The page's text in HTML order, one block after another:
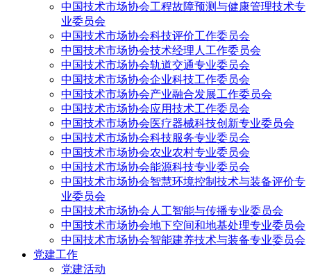
中国技术市场协会工程故障预测与健康管理技术专
业委员会
中国技术市场协会科技评价工作委员会
中国技术市场协会技术经理人工作委员会
中国技术市场协会轨道交通专业委员会
中国技术市场协会企业科技工作委员会
中国技术市场协会产业融合发展工作委员会
中国技术市场协会应用技术工作委员会
中国技术市场协会医疗器械科技创新专业委员会
中国技术市场协会科技服务专业委员会
中国技术市场协会农业农村专业委员会
中国技术市场协会能源科技专业委员会
中国技术市场协会智慧环境控制技术与装备评价专
业委员会
中国技术市场协会人工智能与传播专业委员会
中国技术市场协会地下空间和地基处理专业委员会
中国技术市场协会智能建养技术与装备专业委员会
党建工作
党建活动